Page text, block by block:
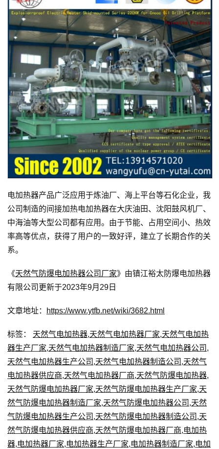
电加热器产品广泛应用于炼油厂、海上平台等石化企业，我
公司制造的间接加热电加热器在大庆油田、沈阳鼓风机厂、
中海油等大型公司都有应用。由于节能、占用空间小、热效
率高等优点，获得了用户的一致好评，建立了长期合作的关
系。
《天然气防爆电加热器公司厂家》由镇江裕太防爆电加热器
有限公司更新于2023年9月29日
文章地址： https://www.ytfb.net/wiki/3682.html
标签： 天然气电加热器,天然气电加热器厂家,天然气电加热
器生产厂家,天然气电加热器制造厂家,天然气电加热器公司 ,
天然气电加热器生产公司 ,天然气电加热器制造公司 ,天然气
电加热器供应商,天然气电加热器厂商,天然气防爆电加热器,
天然气防爆电加热器厂家,天然气防爆电加热器生产厂家,天
然气防爆电加热器制造厂家,天然气防爆电加热器公司 ,天然
气防爆电加热器生产公司 ,天然气防爆电加热器制造公司 ,天
然气防爆电加热器供应商,天然气防爆电加热器厂商,电加热
器,电加热器厂家,电加热器生产厂家,电加热器制造厂家,电加